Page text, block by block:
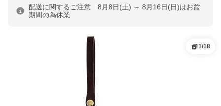
配送に関するご注意 8月8日(土) ～ 8月16日(日)はお盆
期間の為休業
1/18